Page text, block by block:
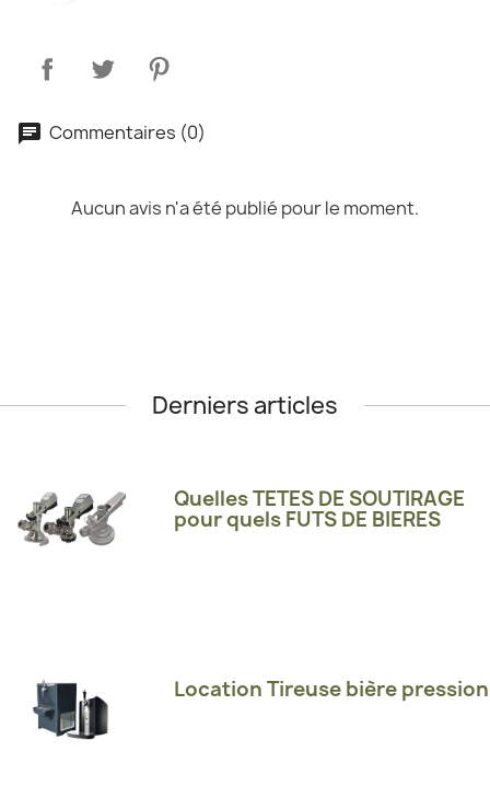
Commentaires (0)
Aucun avis n'a été publié pour le moment.
Derniers articles
Quelles TETES DE SOUTIRAGE
pour quels FUTS DE BIERES
Location Tireuse bière pression